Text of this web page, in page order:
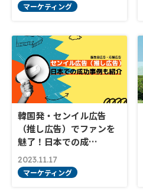
マーケティング
韓国発・センイル広告
（推し広告）でファンを
魅了！日本での成…
2023.11.17
マーケティング